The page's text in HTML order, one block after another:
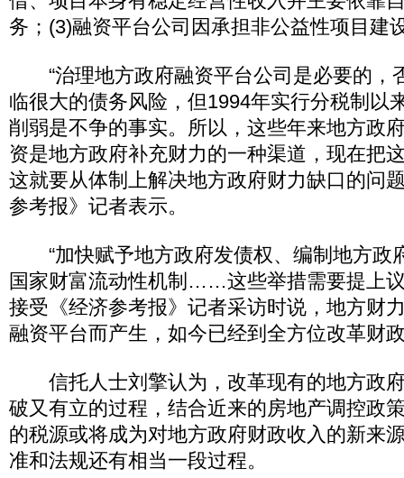
务；(3)融资平台公司因承担非公益性项目建
“治理地方政府融资平台公司是必要的，
临很大的债务风险，但1994年实行分税制以
削弱是不争的事实。所以，这些年来地方政
资是地方政府补充财力的一种渠道，现在把
这就要从体制上解决地方政府财力缺口的问
参考报》记者表示。
“加快赋予地方政府发债权、编制地方政
国家财富流动性机制……这些举措需要提上
接受《经济参考报》记者采访时说，地方财
融资平台而产生，如今已经到全方位改革财
信托人士刘擎认为，改革现有的地方政
破又有立的过程，结合近来的房地产调控政
的税源或将成为对地方政府财政收入的新来
准和法规还有相当一段过程。